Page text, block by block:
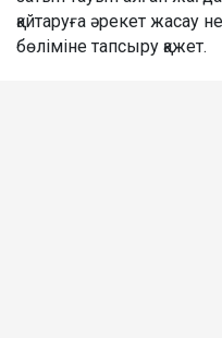
қайтаруға әрекет жасау
бөліміне тапсыру қажет.